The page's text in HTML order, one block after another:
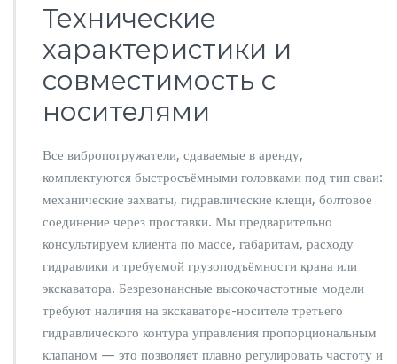
Технические
характеристики и
совместимость с
носителями
Все вибропогружатели, сдаваемые в аренду,
комплектуются быстросъёмными головками под тип сваи:
механические захваты, гидравлические клещи, болтовое
соединение через проставки. Мы предварительно
консультируем клиента по массе, габаритам, расходу
гидравлики и требуемой грузоподъёмности крана или
экскаватора. Безрезонансные высокочастотные модели
требуют наличия на экскаваторе-носителе третьего
гидравлического контура управления пропорциональным
клапаном — это позволяет плавно регулировать частоту и